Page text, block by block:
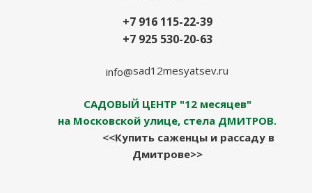
+7 916 115-22-39
+7 925 530-20-63
info@sad12mesyatsev.ru
САДОВЫЙ ЦЕНТР "12 месяцев"
на Московской улице, стела ДМИТРОВ.
<<Купить саженцы и рассаду в
Дмитрове>>